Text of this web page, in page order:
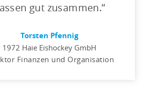
gut zusammen.
Torsten Pfennig
1972 Haie Eishockey GmbH
Finanzen und Organisation